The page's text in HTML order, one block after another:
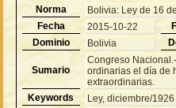
Norma
Bolivia: Ley de 16
Fecha
2015-10-22
Dominio
Bolivia
Sumario
Congreso
ordinarias el día de
extraordinarias.
Keywords
Ley, diciembre/1926